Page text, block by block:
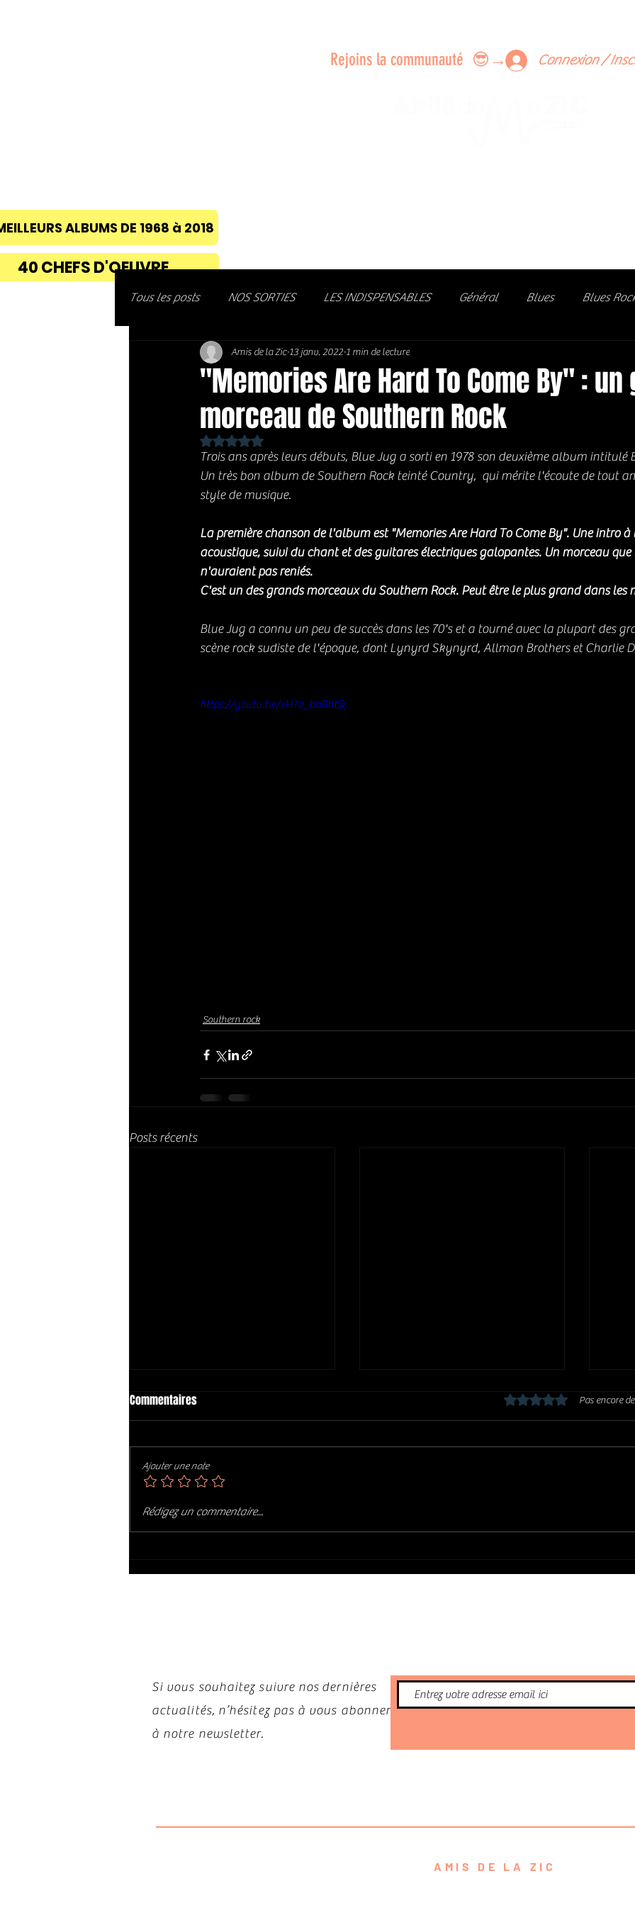
Connexion /
ALBUMS DE 1968 à 2018
Découvrez des artistes, vibrez aux concerts et rejoignez une
Rejoins la communauté 😎→
40 CHEFS D'OEUVRE
Tous les posts NOS SORTIES LES INDISPENSABLES Général Blues Blues
Soft Rock / Folk Jazz Soul / Funk / Rhythm Blues
Country / Americana
"Memories Are Hard To Come By" :
morceau de Southern Rock
Amis de la Zic 13 janv. 2022 1 min de lecture
Noté NaN étoiles sur 5.
Trois ans après leurs débuts, Blue Jug a sorti en 1978 son deuxième album intitulé
Un très bon album de Southern Rock teinté Country,  qui mérite l'écoute de tout
style de musique.
La première chanson de l'album est "Memories Are Hard To Come By". Une intro
acoustique, suivi du chant et des guitares électriques galopantes. Un morceau
n'auraient pas reniés.
C'est un des grands morceaux du Southern Rock. Peut être le plus grand dans les
Blue Jug a connu un peu de succès dans les 70's et a tourné avec la plupart des
scène rock sudiste de l'époque, dont Lynyrd Skynyrd, Allman Brothers et Charlie
https://youtu.be/xH7o_boBhtQ
Southern rock
Posts récents
PHIL SWINDLE : Art of Soul (2017)
(2003)
Commentaires Noté 0 étoile sur 5.Pas encore
Ajouter une note
Rédigez un commentaire...
Si vous souhaitez suivre nos dernières
actualités, n’hésitez pas à vous abonner
à notre newsletter.
AMIS DE LA ZIC